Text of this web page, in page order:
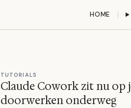
HOME
TUTORIALS
Claude Cowork zit nu op
doorwerken onderweg